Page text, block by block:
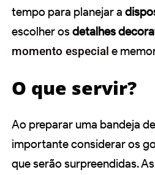
tempo para planejar a
escolher osdetalhes
momento especial e
O que servir?
Ao preparar uma bandeja
importante considerar os
que serão surpreendidas.